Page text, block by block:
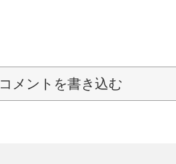
コメントを書き込む